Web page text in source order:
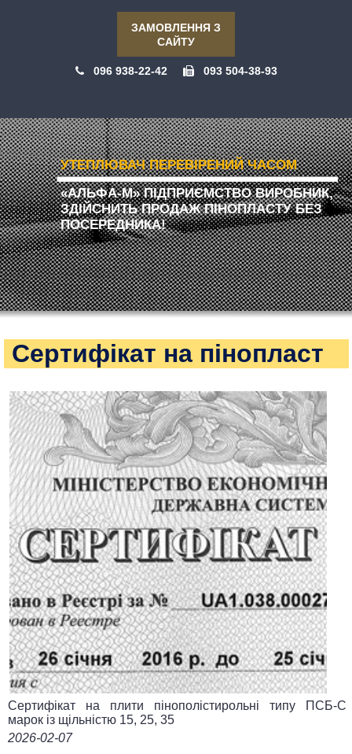
ЗАМОВЛЕННЯ З
САЙТУ
096 938-22-42 093 504-38-93
УТЕПЛЮВАЧ ПЕРЕВІРЕНИЙ ЧАСОМ
«АЛЬФА-М» ПІДПРИЄМСТВО ВИРОБНИК,
ЗДІЙСНИТЬ ПРОДАЖ ПІНОПЛАСТУ БЕЗ
ПОСЕРЕДНИКА!
Сертифікат на пінопласт
Сертифікат на плити пінополістирольні типу ПСБ-С
марок із щільністю 15, 25, 35
2026-02-07